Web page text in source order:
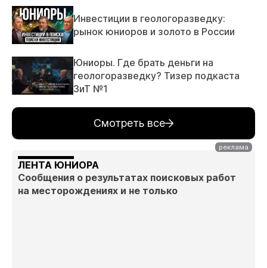
Инвестиции в геологоразведку:
рынок юниоров и золото в России
Юниоры. Где брать деньги на
геологоразведку? Тизер подкаста
ЗиТ №1
Смотреть все
ЛЕНТА ЮНИОРА
Сообщения о результатах поисковых работ
на месторождениях и не только